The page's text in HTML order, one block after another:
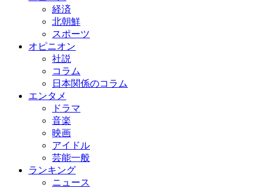
経済
北朝鮮
スポーツ
オピニオン
社説
コラム
日本関係のコラム
エンタメ
ドラマ
音楽
映画
アイドル
芸能一般
ランキング
ニュース